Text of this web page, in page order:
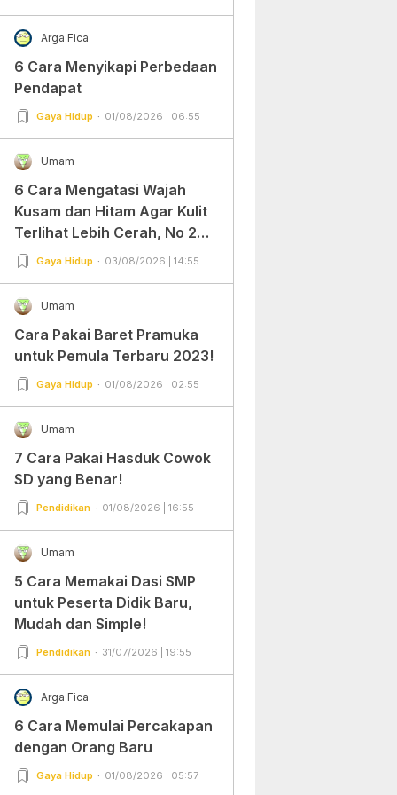
Arga Fica
6 Cara Menyikapi Perbedaan
Pendapat
Gaya Hidup 01/08/2026 | 06:55
Umam
6 Cara Mengatasi Wajah
Kusam dan Hitam Agar Kulit
Terlihat Lebih Cerah, No 2
Gampang Banget dan Mudah
Gaya Hidup 03/08/2026 | 14:55
Umam
Cara Pakai Baret Pramuka
untuk Pemula Terbaru 2023!
Gaya Hidup 01/08/2026 | 02:55
Umam
7 Cara Pakai Hasduk Cowok
SD yang Benar!
Pendidikan 01/08/2026 | 16:55
Umam
5 Cara Memakai Dasi SMP
untuk Peserta Didik Baru,
Mudah dan Simple!
Pendidikan 31/07/2026 | 19:55
Arga Fica
6 Cara Memulai Percakapan
dengan Orang Baru
Gaya Hidup 01/08/2026 | 05:57